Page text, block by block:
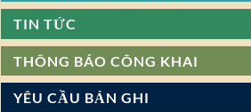
TIN TỨC
THÔNG BÁO CÔNG KHAI
YÊU CẦU BẢN GHI